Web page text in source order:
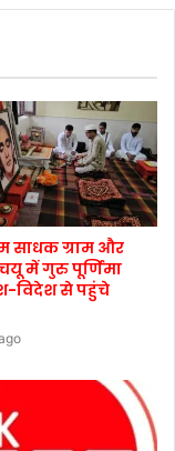
साधक ग्राम और
में गुरु पूर्णिमा
विदेश से पहुंचे